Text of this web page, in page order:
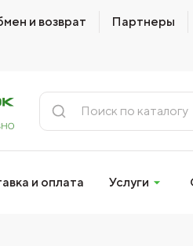
и возврат Партнеры
и оплата Услуги